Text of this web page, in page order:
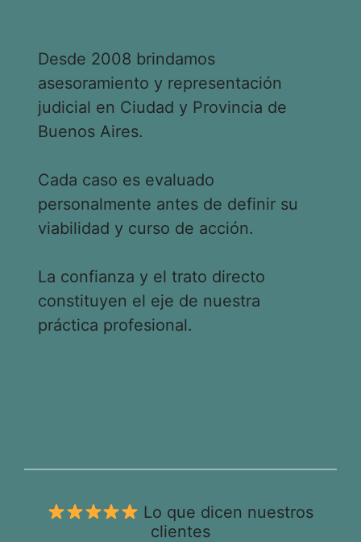
Desde 2008 brindamos
asesoramiento y representación
judicial en Ciudad y Provincia de
Buenos Aires.
Cada caso es evaluado
personalmente antes de definir su
viabilidad y curso de acción.
La confianza y el trato directo
constituyen el eje de nuestra
práctica profesional.
Lo que dicen nuestros
clientes